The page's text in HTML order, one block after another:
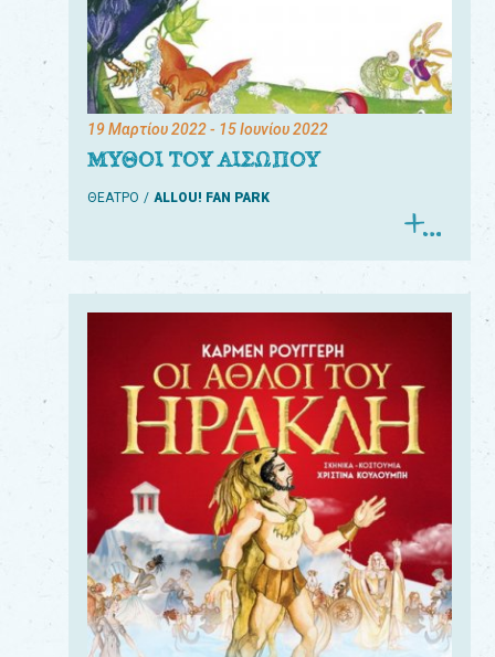
19 Μαρτίου 2022- 15 Ιουνίου 2022
ΜΥΘΟΙ ΤΟΥ ΑΙΣΩΠΟΥ
ΘΕΑΤΡΟ ALLOU! FAN PARK